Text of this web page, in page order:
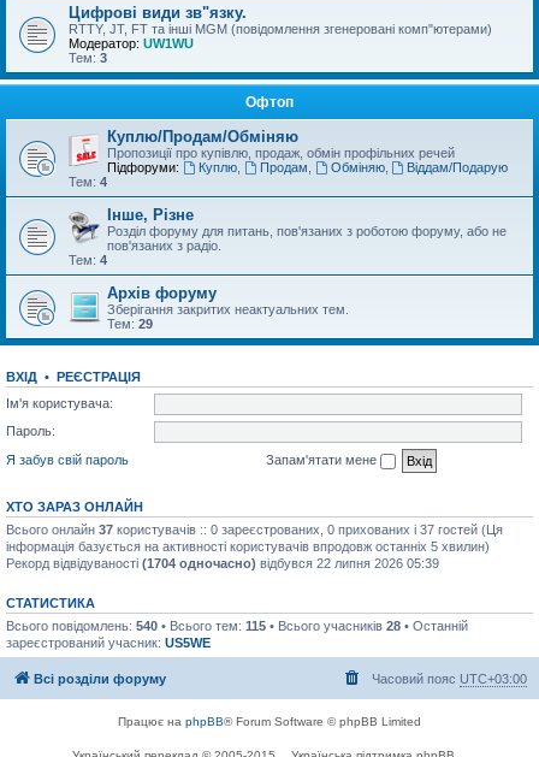
Цифрові види зв"язку.
RTTY, JT, FT та інші MGM (повідомлення згенеровані комп"ютерами)
Модератор: UW1WU
Тем: 3
Офтоп
Куплю/Продам/Обміняю
Пропозиції про купівлю, продаж, обмін профільних речей
Підфоруми:
Куплю, Продам Обміняю,
Віддам/Подарую
Тем: 4
Інше, Різне
Розділ форуму для питань, пов'язаних з роботою форуму, або не
пов'язаних з радіо.
Тем: 4
Архів форуму
Зберігання закритих неактуальних тем.
Тем: 29
ВХІД • РЕЄСТРАЦІЯ
Ім'я користувача:
Пароль:
Я забув свій пароль
Запам'ятати мене
ХТО ЗАРАЗ ОНЛАЙН
Всього онлайн 37 користувачів :: 0 зареєстрованих, 0 прихованих і 37 гостей (Ця
інформація базується на активності користувачів впродовж останніх 5 хвилин)
Рекорд відвідуваності (1704 одночасно) відбувся 22 липня 2026 05:39
СТАТИСТИКА
Всього повідомлень: 540 • Всього тем: 115 • Всього учасників 28 • Останній
зареєстрований учасник: US5WE
Всі розділи форуму Часовий пояс UTC+03:00
Працює на phpBB® Forum Software © phpBB Limited